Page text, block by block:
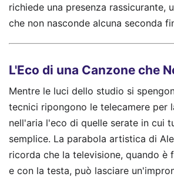
richiede una presenza rassicurante,
che non nasconde alcuna seconda
L'Eco di una Canzone che
Mentre le luci dello studio si
tecnici ripongono le telecamere per
nell'aria l'eco di quelle serate in cui
semplice. La parabola artistica di
ricorda che la televisione, quando è
e con la testa, può lasciare